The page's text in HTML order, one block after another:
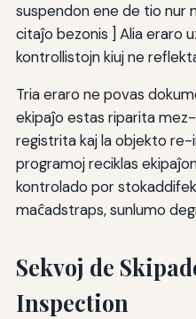
suspendon ene de tio nur
citaĵo bezonis ] Alia eraro
kontrollistojn kiuj ne
Tria eraro ne povas
ekipaĵo estas riparita
registrita kaj la objekto re-
programoj reciklas
kontrolado por
maĉadstraps, sunlumo
Sekvoj de
Inspection